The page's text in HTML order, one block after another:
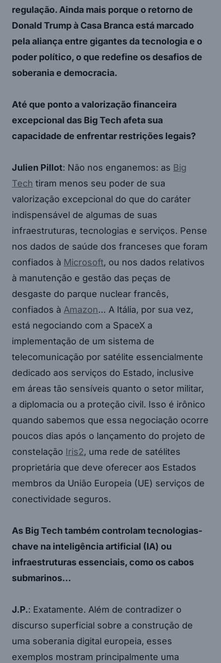
regulação. Ainda mais porque o retorno de
Donald Trump à Casa Branca está marcado
pela aliança entre gigantes da tecnologia e o
poder político, o que redefine os desafios de
soberania e democracia.
Até que ponto a valorização financeira
excepcional das Big Tech afeta sua
capacidade de enfrentar restrições legais?
Julien Pillot: Não nos enganemos: as Big
Tech tiram menos seu poder de sua
valorização excepcional do que do caráter
indispensável de algumas de suas
infraestruturas, tecnologias e serviços. Pense
nos dados de saúde dos franceses que foram
confiados à Microsoft, ou nos dados relativos
à manutenção e gestão das peças de
desgaste do parque nuclear francês,
confiados à Amazon… A Itália, por sua vez,
está negociando com a SpaceX a
implementação de um sistema de
telecomunicação por satélite essencialmente
dedicado aos serviços do Estado, inclusive
em áreas tão sensíveis quanto o setor militar,
a diplomacia ou a proteção civil. Isso é irônico
quando sabemos que essa negociação ocorre
poucos dias após o lançamento do projeto de
constelação Iris2, uma rede de satélites
proprietária que deve oferecer aos Estados
membros da União Europeia (UE) serviços de
conectividade seguros.
As Big Tech também controlam tecnologias-
chave na inteligência artificial (IA) ou
infraestruturas essenciais, como os cabos
submarinos…
J.P.: Exatamente. Além de contradizer o
discurso superficial sobre a construção de
uma soberania digital europeia, esses
exemplos mostram principalmente uma